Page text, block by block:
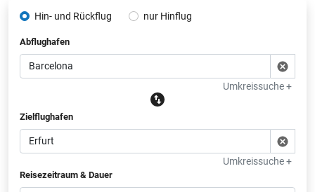
Hin- und Rückflug nur Hinflug
Abflughafen
Umkreissuche +
Zielflughafen
Umkreissuche +
Reisezeitraum & Dauer